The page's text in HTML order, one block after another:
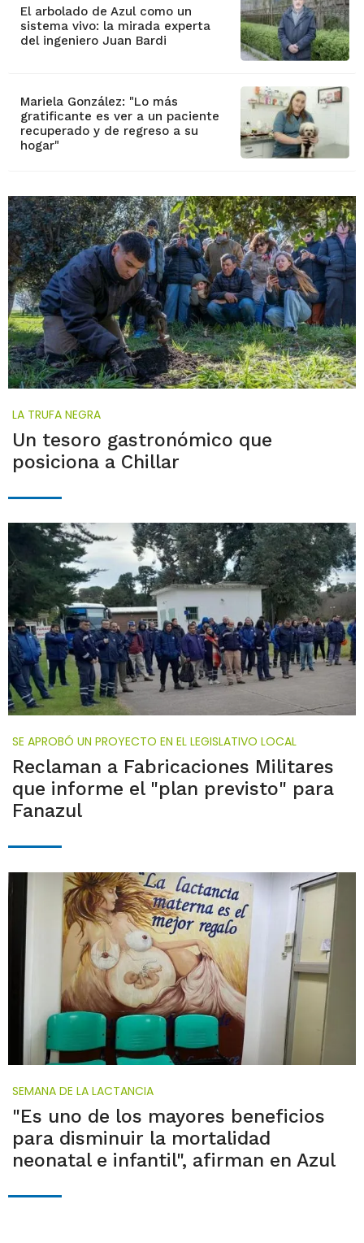
El arbolado de Azul como un
sistema vivo: la mirada experta
del ingeniero Juan Bardi
Mariela González: "Lo más
gratificante es ver a un paciente
recuperado y de regreso a su
hogar"
LA TRUFA NEGRA
Un tesoro gastronómico que
posiciona a Chillar
SE APROBÓ UN PROYECTO EN EL LEGISLATIVO LOCAL
Reclaman a Fabricaciones Militares
que informe el "plan previsto" para
Fanazul
SEMANA DE LA LACTANCIA
"Es uno de los mayores beneficios
para disminuir la mortalidad
neonatal e infantil", afirman en Azul